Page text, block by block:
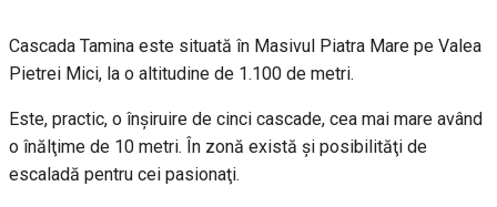
Cascada Tamina este situată în Masivul Piatra Mare pe Valea
Pietrei Mici, la o altitudine de 1.100 de metri.
Este, practic, o înşiruire de cinci cascade, cea mai mare având
o înălţime de 10 metri. În zonă există şi posibilităţi de
escaladă pentru cei pasionaţi.